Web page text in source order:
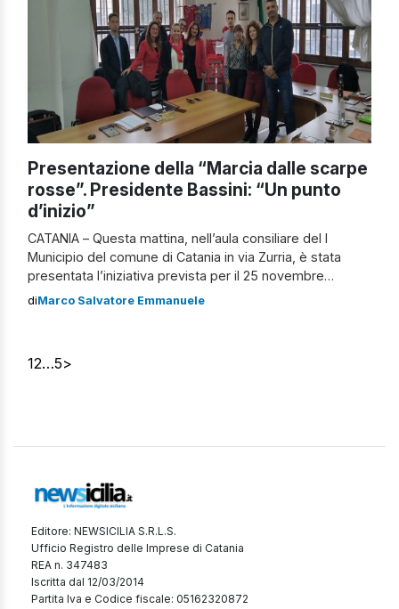
Presentazione della “Marcia dalle scarpe
rosse”. Presidente Bassini: “Un punto
d’inizio”
CATANIA – Questa mattina, nell’aula consiliare del I
Municipio del comune di Catania in via Zurria, è stata
presentata l’iniziativa prevista per il 25 novembre
prossimo, la “Marcia delle scarpe rosse“, in occasione
relatori Protagonisti della […]
diMarco Salvatore Emmanuele
12…5>
Editore: NEWSICILIA S.R.L.S.
Ufficio Registro delle Imprese di Catania
REA n. 347483
Iscritta dal 12/03/2014
Partita Iva e Codice fiscale: 05162320872